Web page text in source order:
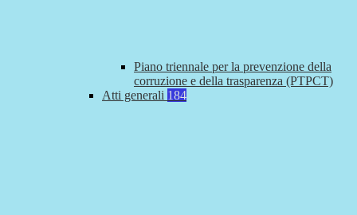
Piano triennale per la prevenzione della
corruzione e della trasparenza (PTPCT)
Atti generali 184